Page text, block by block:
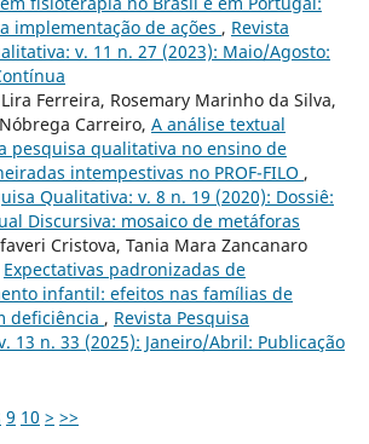
implementação de ações , Revista
v. 11 n. 27 (2023): Maio/Agosto:
Ferreira, Rosemary Marinho da Silva,
Carreiro, A análise textual
pesquisa qualitativa no ensino de
intempestivas no PROF-FILO ,
Qualitativa: v. 8 n. 19 (2020): Dossiê:
Discursiva: mosaico de metáforas
Cristova, Tania Mara Zancanaro
Expectativas padronizadas de
infantil: efeitos nas famílias de
deficiência , Revista Pesquisa
13 n. 33 (2025): Janeiro/Abril: Publicação
9 10 > >>